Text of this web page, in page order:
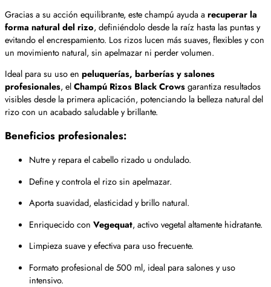
Gracias a su acción equilibrante, este champú ayuda arecuperar la
forma natural del rizo, definiéndolo desde la raíz hasta las puntas y
evitando el encrespamiento. Los rizos lucen más suaves, flexibles y con
un movimiento natural, sin apelmazar ni perder volumen.
Ideal para su uso en peluquerías, barberías y salones
profesionales, elChampú Rizos Black Crowsgarantiza resultados
visibles desde la primera aplicación, potenciando la belleza natural del
rizo con un acabado saludable y brillante.
Beneficios profesionales:
Nutre y repara el cabello rizado u ondulado.
Define y controla el rizo sin apelmazar.
Aporta suavidad, elasticidad y brillo natural.
Enriquecido con Vegequat, activo vegetal altamente hidratante.
Limpieza suave y efectiva para uso frecuente.
Formato profesional de 500 ml, ideal para salones y uso
intensivo.